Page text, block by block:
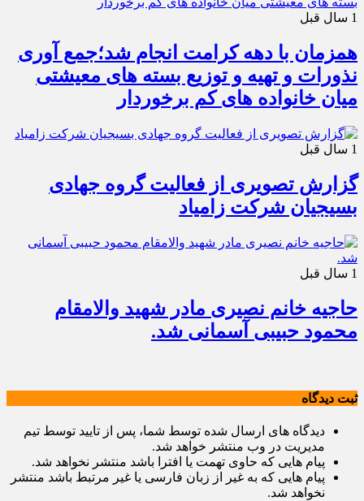
1 سال قبل
همزمان با دهه کرامت انجام شد؛جمع آوری
نذورات و تهیه و توزیع بسته های معیشتی
میان خانواده های کم برخوردار
1 سال قبل
گزارش تصویری از فعالیت گروه جهادی
بسیجیان شرکت زامیاد
1 سال قبل
حاجیه خانم نصیری مادر شهید والامقام
محمود حبیبی آسمانی شد.
ثبت دیدگاه
دیدگاه های ارسال شده توسط شما، پس از تایید توسط تیم
مدیریت در وب منتشر خواهد شد.
پیام هایی که حاوی تهمت یا افترا باشد منتشر نخواهد شد.
پیام هایی که به غیر از زبان فارسی یا غیر مرتبط باشد منتشر
نخواهد شد.